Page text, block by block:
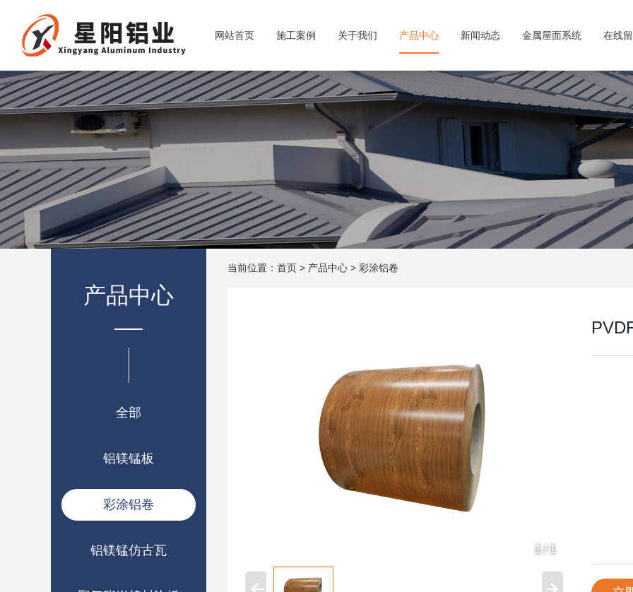
网站首页 施工案例 关于我们 产品中心 新闻动态 金属屋面系统 在线
产品中心
全部
铝镁锰板
彩涂铝卷
铝镁锰仿古瓦
当前位置： 首页 > 产品中心 > 彩涂铝卷
1 / 1